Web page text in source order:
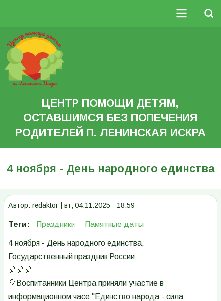
основному
содержанию
Search
Основная
навигация
ЦЕНТР ПОМОЩИ ДЕТЯМ,
ОСТАВШИМСЯ БЕЗ ПОПЕЧЕНИЯ
РОДИТЕЛЕЙ П. ЛЕНИНСКАЯ ИСКРА
4 ноября - День народного единства
Автор: redaktor вт, 04.11.2025 - 18:59
Теги Праздники Памятные даты
4 ноября - День народного единства,
Государственный праздник России
🎈🎈🎈
🎈Воспитанники Центра приняли участие в
информационном часе "Единство народа - сила